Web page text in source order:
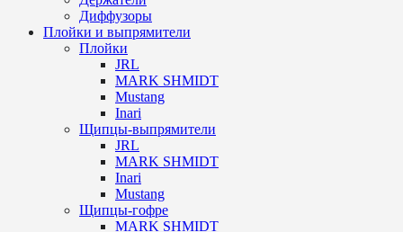
Диффузоры
Плойки и выпрямители
Плойки
JRL
MARK SHMIDT
Mustang
Inari
Щипцы-выпрямители
JRL
MARK SHMIDT
Inari
Mustang
Щипцы-гофре
MARK SHMIDT